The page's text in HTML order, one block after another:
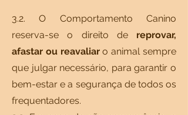
3.2. O Comportamento Canino
reserva-se o direito de reprovar,
afastar ou reavaliaro animal sempre
que julgar necessário, para garantir o
bem-estar e a segurança de todos os
frequentadores.